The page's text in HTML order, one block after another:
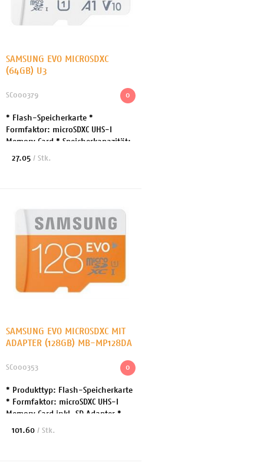
SAMSUNG EVO MICROSDXC
(64GB) U3
0
SC000379
* Flash-Speicherkarte *
Formfaktor: microSDXC UHS-I
Memory Card * Speicherkapazität:
64 GB * Geschwindigkeit: A1 /
27.05 / Stk.
SAMSUNG EVO MICROSDXC MIT
ADAPTER (128GB) MB-MP128DA
0
SC000353
* Produkttyp: Flash-Speicherkarte
* Formfaktor: microSDXC UHS-I
Memory Card inkl. SD Adapter *
Speicherkapazität: 128 GB *
101.60 / Stk.